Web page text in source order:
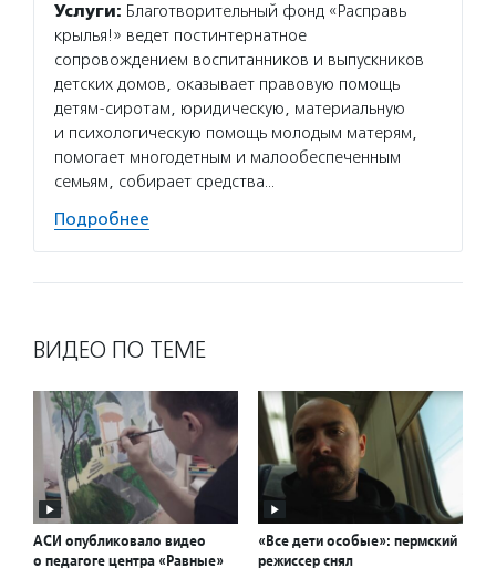
Услуги: Благотворительный фонд «Расправь
крылья!» ведет постинтернатное
сопровождением воспитанников и выпускников
детских домов, оказывает правовую помощь
детям-сиротам, юридическую, материальную
и психологическую помощь молодым матерям,
помогает многодетным и малообеспеченным
семьям, собирает средства…
Подробнее
ВИДЕО ПО ТЕМЕ
АСИ опубликовало видео
о педагоге центра «Равные»
«Все дети особые»: пермский
режиссер снял